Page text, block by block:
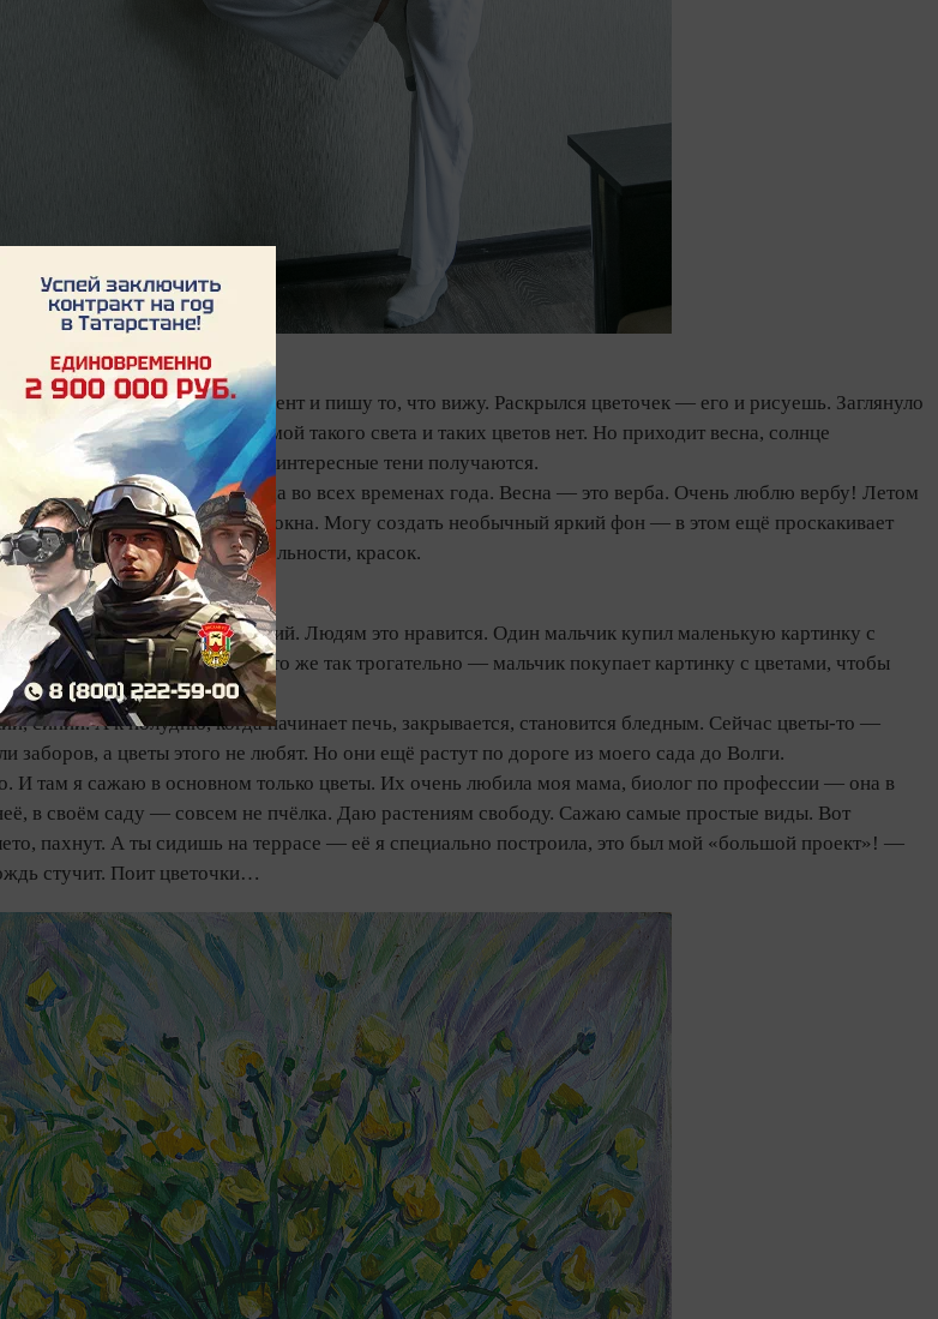
сюжеты. Ценю момент и пишу то, что вижу. Раскрылся цветочек — его и рисуешь. Заглянуло
— красиво невозможно! Зимой такого света и таких цветов нет. Но приходит весна, солнце
когда садится за горизонт, интересные тени получаются.
звучит цветочная тема во всех временах года. Весна — это верба. Очень люблю вербу! Летом
в дом, чтобы свет падал из окна. Могу создать необычный яркий фон — в этом ещё проскакивает
более ярких, чем в реальности, красок.
например, или цикорий. Людям это нравится. Один мальчик купил маленькую картинку с
у подруги, для своей мамы. Это же так трогательно — мальчик покупает картинку с цветами, чтобы
синий. А к полудню, когда начинает печь, закрывается, становится бледным. Сейчас цветы‑то —
заборов, а цветы этого не любят. Но они ещё растут по дороге из моего сада до Волги.
И там я сажаю в основном только цветы. Их очень любила моя мама, биолог по профессии — она в
в своём саду — совсем не пчёлка. Даю растениям свободу. Сажаю самые простые виды. Вот
пахнут. А ты сидишь на террасе — её я специально построила, это был мой «большой проект»! —
стучит. Поит цветочки…